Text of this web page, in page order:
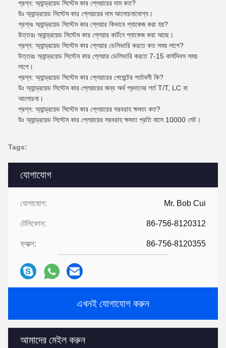
যোগাযোগ
যোগাযোগ: Mr. Bob Cui
টেলিফোন: 86-756-8120312
ফ্যাক্স: 86-756-8120355
এখনই যোগাযোগ করুন
আমাদের মেইল ​​করুন
প্রশ্ন: অ্যান্ড্রয়েড সিস্টেম কার প্লেয়ারের দাম কত?
উঃ অ্যান্ড্রয়েড সিস্টেম কার প্লেয়ারের দাম আলোচনাযোগ্য।
প্রশ্নঃ অ্যান্ড্রয়েড সিস্টেম কার প্লেয়ার কিভাবে প্যাকেজ করা হয়?
উত্তরঃ অ্যান্ড্রয়েড সিস্টেম কার প্লেয়ার কার্টনে প্যাকেজ করা আছে।
প্রশ্ন: অ্যান্ড্রয়েড সিস্টেম কার প্লেয়ার ডেলিভারি করতে কত সময় লাগে?
উত্তরঃ অ্যান্ড্রয়েড সিস্টেম কার প্লেয়ার ডেলিভারি করতে 7-15 কার্যদিবস সময়
লাগে।
প্রশ্ন: অ্যান্ড্রয়েড সিস্টেম কার প্লেয়ারের পেমেন্টের শর্তাবলী কি?
উঃ অ্যান্ড্রয়েড সিস্টেম কার প্লেয়ারের জন্য অর্থ প্রদানের শর্ত T/T, LC বা
আলোচনা।
প্রশ্ন: অ্যান্ড্রয়েড সিস্টেম কার প্লেয়ারের সরবরাহ ক্ষমতা কত?
উঃ অ্যান্ড্রয়েড সিস্টেম কার প্লেয়ারের সরবরাহ ক্ষমতা প্রতি মাসে 10000 সেট।
Tags: